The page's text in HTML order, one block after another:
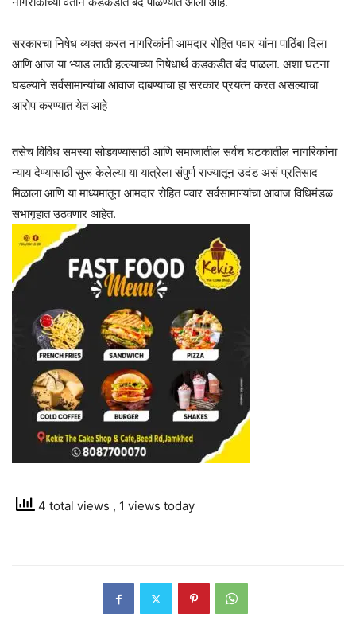
सरकारचा निषेध व्यक्त करत नागरिकांनी आमदार रोहित पवार यांना पाठिंबा दिला
आणि आज या भ्याड लाठी हल्ल्याच्या निषेधार्थ कडकडीत बंद पाळला. अशा घटना
घडल्याने सर्वसामान्यांचा आवाज दाबण्याचा हा सरकार प्रयत्न करत असल्याचा
आरोप करण्यात येत आहे
तसेच विविध समस्या सोडवण्यासाठी आणि समाजातील सर्वच घटकातील नागरिकांना
न्याय देण्यासाठी सुरू केलेल्या या यात्रेला संपुर्ण राज्यातून उदंड असं प्रतिसाद
मिळाला आणि या माध्यमातून आमदार रोहित पवार सर्वसामान्यांचा आवाज विधिमंडळ
सभागृहात उठवणार आहेत.
4 total views , 1 views today